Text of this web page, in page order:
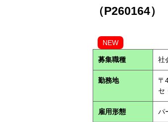
（P260164）
NEW
募集職種 社
勤務地
〒
セ
雇用形態 パ